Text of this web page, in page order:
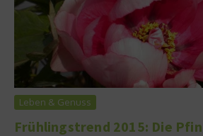
Leben & Genuss
Frühlingstrend 2015: Die